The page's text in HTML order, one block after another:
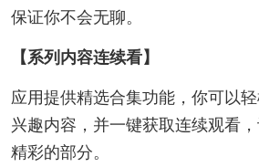
保证你不会无聊。
【系列内容连续看】
应用提供精选合集功能，你可以
兴趣内容，并一键获取连续观看
精彩的部分。